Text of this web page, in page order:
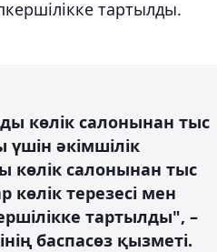
тартылды.
көлік салонынан тыс
әкімшілік
көлік салонынан тыс
терезесі мен
тартылды", –
баспасөз қызметі.